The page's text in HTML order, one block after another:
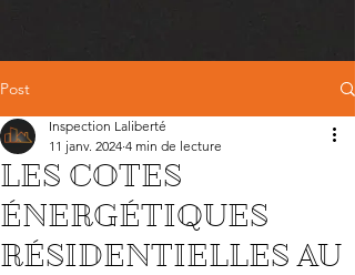
Post
LES COTES
ÉNERGÉTIQUES
RÉSIDENTIELLES AU
Inspection Laliberté
11 janv. 2024 4 min de lecture